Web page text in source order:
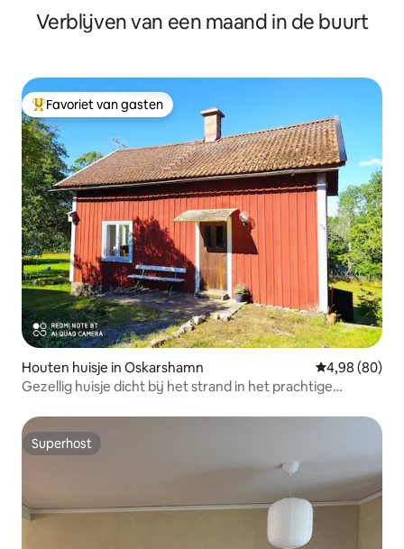
Verblijven van een maand in de buurt
Topfavoriet van gasten
Favoriet van gasten
Houten huisje in Oskarshamn Gemiddelde
4,98 (80)
Gezellig huisje dicht bij het strand in het prachtige
Superhost
Superhost